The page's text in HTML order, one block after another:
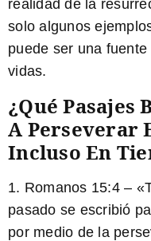
realidad de la
solo algunos
puede ser una
vidas.
¿Qué Pasajes
A Perseverar
Incluso En
1. Romanos 15:4 –
pasado se escribió
por medio de la